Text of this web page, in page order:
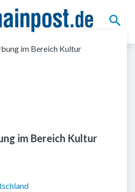
im Bereich Kultur
im Bereich Kultur